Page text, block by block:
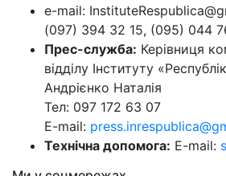
e-mail:
(097) 394 32 15, (095) 044
Прес-служба: Керівниця
відділу Інституту
Андрієнко Наталія
Тел: 097 172 63 07
E-mail:
Технічна допомога: E-mail: